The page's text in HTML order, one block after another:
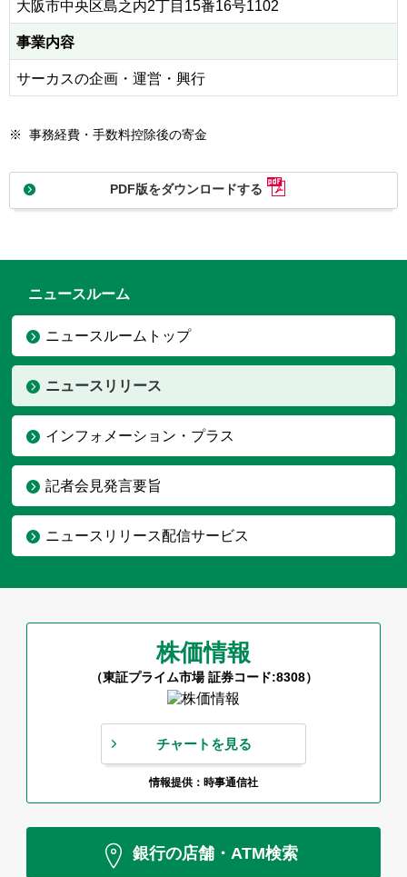
大阪市中央区島之内2丁目15番16号1102
事業内容
サーカスの企画・運営・興行
※ 事務経費・手数料控除後の寄金
PDF版をダウンロードする
ニュースルーム
ニュースルームトップ
ニュースリリース
インフォメーション・プラス
記者会見発言要旨
ニュースリリース配信サービス
株価情報
（東証プライム市場 証券コード:8308）
チャートを見る
情報提供：時事通信社
銀行の店舗・ATM検索